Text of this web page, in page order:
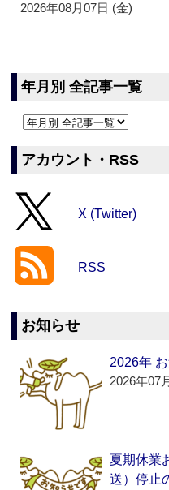
2026年08月07日 (金)
年月別 全記事一覧
アカウント・RSS
X (Twitter)
RSS
お知らせ
2026年
2026年07
夏期休業
送）停止